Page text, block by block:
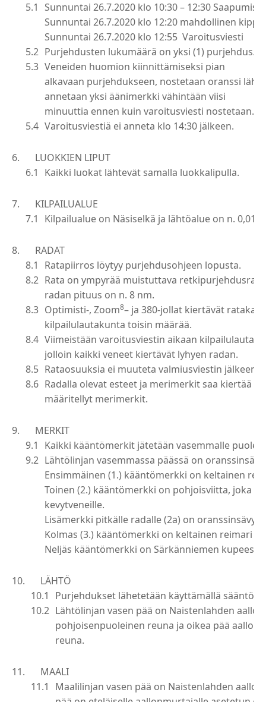
Sunnuntai 26.7.2020 klo 10:30 – 12:30
Sunnuntai 26.7.2020 klo 12:20 mahdollinen
Sunnuntai 26.7.2020 klo 12:55 Varoitusviesti
Purjehdusten lukumäärä on yksi (1) purjehdus.
Veneiden huomion kiinnittämiseksi pian
alkavaan purjehdukseen, nostetaan oranssi
annetaan yksi äänimerkki vähintään viisi
minuuttia ennen kuin varoitusviesti nostetaan.
Varoitusviestiä ei anneta klo 14:30 jälkeen.
LUOKKIEN LIPUT
Kaikki luokat lähtevät samalla luokkalipulla.
KILPAILUALUE
Kilpailualue on Näsiselkä ja lähtöalue on n. 0,01
RADAT
Ratapiirros löytyy purjehdusohjeen lopusta.
Rata on ympyrää muistuttava
radan pituus on n. 8 nm.
Optimisti-, Zoom8– ja 380-jollat kiertävät
kilpailulautakunta toisin määrää.
Viimeistään varoitusviestin aikaan
jolloin kaikki veneet kiertävät lyhyen radan.
Rataosuuksia ei muuteta valmiusviestin jälkeen.
Radalla olevat esteet ja merimerkit saa kiertää
määritellyt merimerkit.
MERKIT
Kaikki kääntömerkit jätetään vasemmalle
Lähtölinjan vasemmassa päässä on
Ensimmäinen (1.) kääntömerkki on keltainen
Toinen (2.) kääntömerkki on pohjoisviitta, joka
kevytveneille.
Lisämerkki pitkälle radalle (2a) on
Kolmas (3.) kääntömerkki on keltainen reimari
Neljäs kääntömerkki on Särkänniemen
LÄHTÖ
Purjehdukset lähetetään käyttämällä sääntöä
Lähtölinjan vasen pää on Naistenlahden
pohjoisenpuoleinen reuna ja oikea pää
reuna.
MAALI
Maalilinjan vasen pää on Naistenlahden